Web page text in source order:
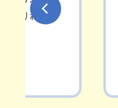
能？金融ブ
借りれる？